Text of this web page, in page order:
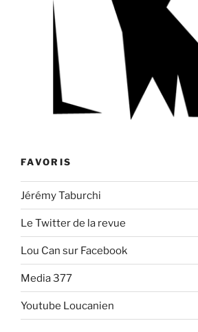
FAVORIS
Jérémy Taburchi
Le Twitter de la revue
Lou Can sur Facebook
Media 377
Youtube Loucanien